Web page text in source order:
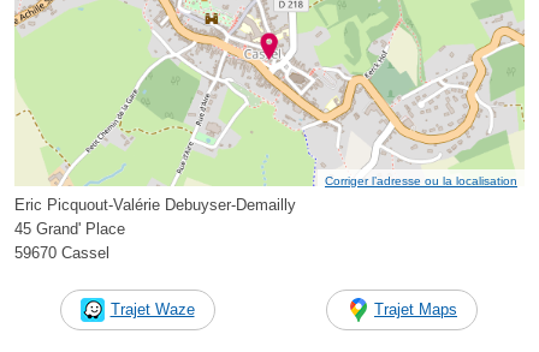
Corriger l’adresse ou la localisation
Eric Picquout-Valérie Debuyser-Demailly
45 Grand' Place
59670 Cassel
Trajet Waze Trajet Maps